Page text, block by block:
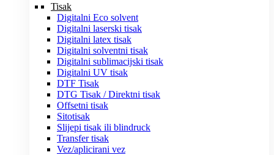
Tisak
Digitalni Eco solvent
Digitalni laserski tisak
Digitalni latex tisak
Digitalni solventni tisak
Digitalni sublimacijski tisak
Digitalni UV tisak
DTF Tisak
DTG Tisak / Direktni tisak
Offsetni tisak
Sitotisak
Slijepi tisak ili blindruck
Transfer tisak
Vez/aplicirani vez